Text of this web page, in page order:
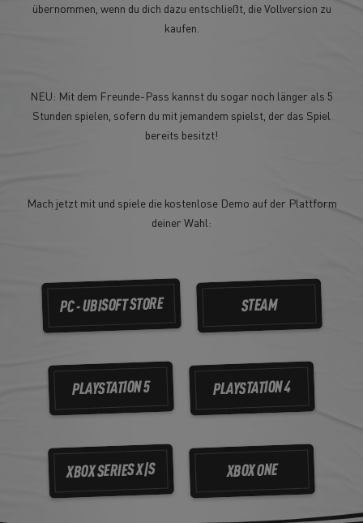
übernommen, wenn du dich dazu entschließt, die Vollversion zu
kaufen.
NEU: Mit dem Freunde-Pass kannst du sogar noch länger als 5
Stunden spielen, sofern du mit jemandem spielst, der das Spiel
bereits besitzt!
Mach jetzt mit und spiele die kostenlose Demo auf der Plattform
deiner Wahl:
PC - UBISOFT STORE STEAM
PLAYSTATION 5 PLAYSTATION 4
XBOX SERIES X|S XBOX ONE